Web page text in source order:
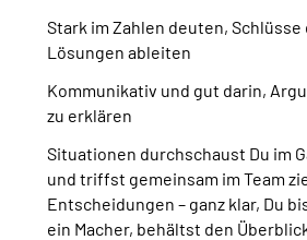
Stark im Zahlen deuten, Schlüsse
Lösungen ableiten
Kommunikativ und gut darin,
zu erklären
Situationen durchschaust Du im
und triffst gemeinsam im Team
Entscheidungen – ganz klar, Du
ein Macher, behältst den